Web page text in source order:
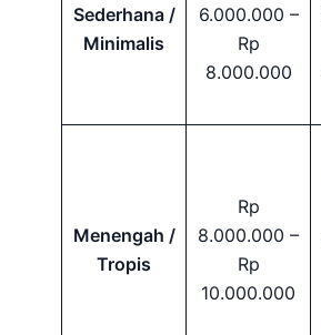
Sederhana /
Minimalis
6.000.000 –
Rp
8.000.000
Menengah /
Tropis
Rp
8.000.000 –
Rp
10.000.000